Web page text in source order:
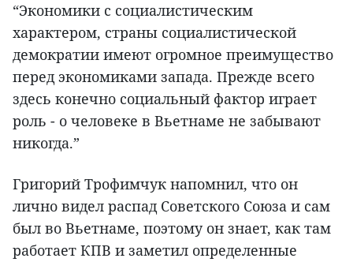
“Экономики с социалистическим
характером, страны социалистической
демократии имеют огромное преимущество
перед экономиками запада. Прежде всего
здесь конечно социальный фактор играет
роль - о человеке в Вьетнаме не забывают
никогда.”
Григорий Трофимчук напомнил, что он
лично видел распад Советского Союза и сам
был во Вьетнаме, поэтому он знает, как там
работает КПВ и заметил определенные